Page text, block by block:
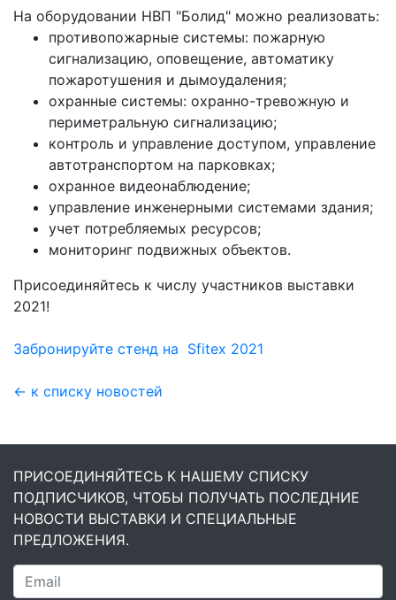
На оборудовании НВП "Болид" можно реализовать:
противопожарные системы: пожарную
сигнализацию, оповещение, автоматику
пожаротушения и дымоудаления;
охранные системы: охранно-тревожную и
периметральную сигнализацию;
контроль и управление доступом, управление
автотранспортом на парковках;
охранное видеонаблюдение;
управление инженерными системами здания;
учет потребляемых ресурсов;
мониторинг подвижных объектов.
Присоединяйтесь к числу участников выставки
2021!
Забронируйте стенд на Sfitex 2021
← к списку новостей
ПРИСОЕДИНЯЙТЕСЬ К НАШЕМУ СПИСКУ
ПОДПИСЧИКОВ, ЧТОБЫ ПОЛУЧАТЬ ПОСЛЕДНИЕ
НОВОСТИ ВЫСТАВКИ И СПЕЦИАЛЬНЫЕ
ПРЕДЛОЖЕНИЯ.